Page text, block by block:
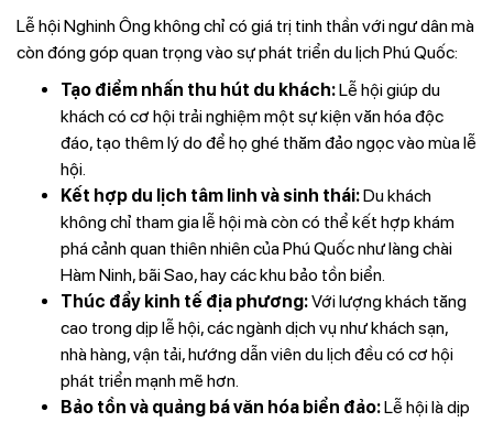
Lễ hội Nghinh Ông không chỉ có giá trị tinh thần với ngư dân mà
còn đóng góp quan trọng vào sự phát triển du lịch Phú Quốc:
Tạo điểm nhấn thu hút du khách:Lễ hội giúp du
khách có cơ hội trải nghiệm một sự kiện văn hóa độc
đáo, tạo thêm lý do để họ ghé thăm đảo ngọc vào mùa lễ
hội.
Kết hợp du lịch tâm linh và sinh thái:Du khách
không chỉ tham gia lễ hội mà còn có thể kết hợp khám
phá cảnh quan thiên nhiên của Phú Quốc như làng chài
Hàm Ninh, bãi Sao, hay các khu bảo tồn biển.
Thúc đẩy kinh tế địa phương:Với lượng khách tăng
cao trong dịp lễ hội, các ngành dịch vụ như khách sạn,
nhà hàng, vận tải, hướng dẫn viên du lịch đều có cơ hội
phát triển mạnh mẽ hơn.
Bảo tồn và quảng bá văn hóa biển đảo:Lễ hội là dịp